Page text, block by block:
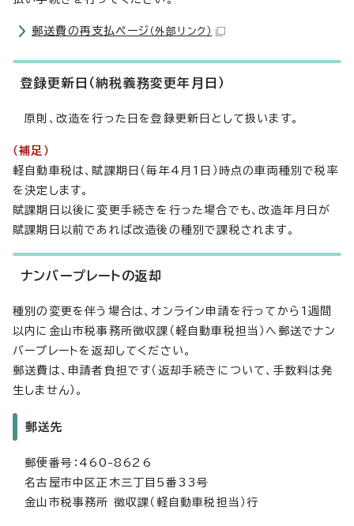
郵送費の再支払ページ （外部リンク）
登録更新日（納税義務変更年月日）
原則、改造を行った日を登録更新日として扱います。
（補足）
軽自動車税は、賦課期日（毎年4月1日）時点の車両種別で税率
を決定します。
賦課期日以後に変更手続きを行った場合でも、改造年月日が
賦課期日以前であれば改造後の種別で課税されます。
ナンバープレートの返却
種別の変更を伴う場合は、オンライン申請を行ってから1週間
以内に金山市税事務所徴収課（軽自動車税担当）へ郵送でナン
バープレートを返却してください。
郵送費は、申請者負担です（返却手続きについて、手数料は発
生しません）。
郵送先
郵便番号：460-8626
名古屋市中区正木三丁目5番33号
金山市税事務所 徴収課（軽自動車税担当）行